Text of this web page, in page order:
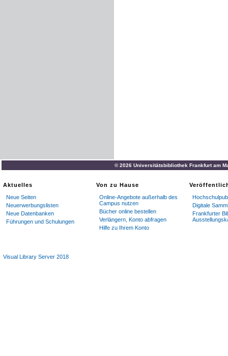
© 2026 Universitätsbibliothek Frankfurt am
Aktuelles
Neue Seiten
Neuerwerbungslisten
Neue Datenbanken
Führungen und Schulungen
Von zu Hause
Online-Angebote außerhalb des
Campus nutzen
Bücher online bestellen
Verlängern, Konto abfragen
Hilfe zu Ihrem Konto
Digitale
Frankfurter
Visual Library Server 2018